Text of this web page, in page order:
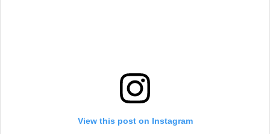
View this post on Instagram